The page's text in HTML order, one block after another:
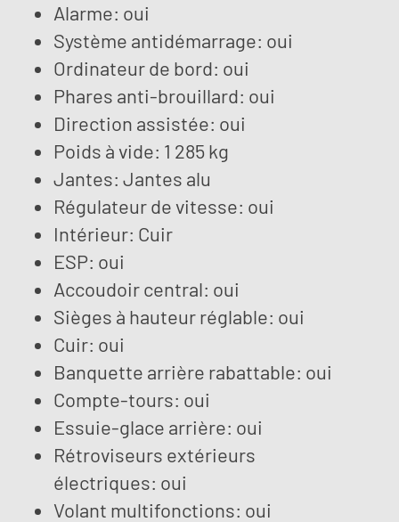
Alarme: oui
Système antidémarrage: oui
Ordinateur de bord: oui
Phares anti-brouillard: oui
Direction assistée: oui
Poids à vide: 1 285 kg
Jantes: Jantes alu
Régulateur de vitesse: oui
Intérieur: Cuir
ESP: oui
Accoudoir central: oui
Sièges à hauteur réglable: oui
Cuir: oui
Banquette arrière rabattable: oui
Compte-tours: oui
Essuie-glace arrière: oui
Rétroviseurs extérieurs
électriques: oui
Volant multifonctions: oui